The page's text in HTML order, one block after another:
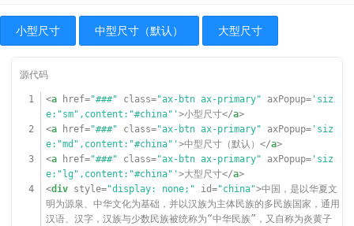
15
<p>中国一词最早见于西周初年的青铜器“何尊”铭文中的“余
其宅兹中国，自之辟民”，同时又以“华夏”、“中华”、“中夏”、“中
原”、“诸夏”、“诸华”、“神州”、“九州”、“海内”等的代称出现。</
16
蛮貊，罔不率俾”。
《书经》曰：“冕服采装曰华，大国曰夏”。《尚书正
义》注：“冕服华章曰华，大国曰夏”。“华”，是指华丽、兴旺；也有
说上古华、夏同音，本一字。《左传》曰：“中国有礼仪之大，故称
夏；有服章之美，谓之华。”
华是指汉服，夏指行周礼的大国，故中国有礼仪之邦、
衣冠上国之美誉。</
p
</article
</div >
小型尺寸 中型尺寸（默认） 大型尺寸
1 <a href="###" class="ax-btn ax-primary" axPopup= 'siz
e:"sm",content:"#china"'>小型尺寸</a>
2
<a href="###" class="ax-btn ax-primary" axPopup= 'siz
e:"md",content:"#china"'>中型尺寸（默认）</a>
3
<a href="###" class="ax-btn ax-primary" axPopup= 'siz
e:"lg",content:"#china"'>大型尺寸</a>
4
<div style="display: none;" id="china">中国，是以华夏文
明为源泉、中华文化为基础，并以汉族为主体民族的多民族国家，通用
汉语、汉字，汉族与少数民族被统称为“中华民族”，又自称为炎黄子